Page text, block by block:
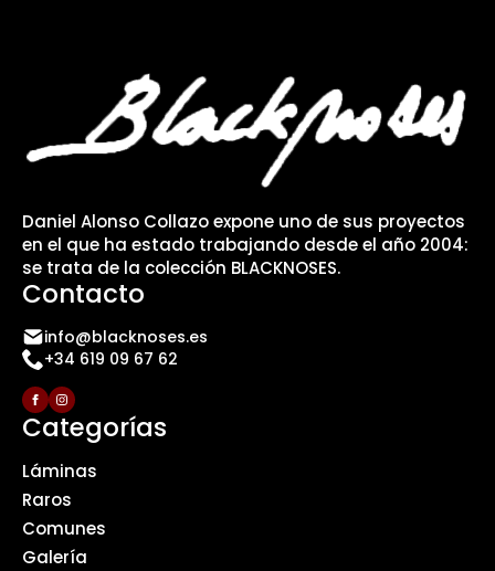
Daniel Alonso Collazo expone uno de sus proyectos
en el que ha estado trabajando desde el año 2004:
se trata de la colección BLACKNOSES.
Contacto
info@blacknoses.es
+34 619 09 67 62
Categorías
Láminas
Raros
Comunes
Galería